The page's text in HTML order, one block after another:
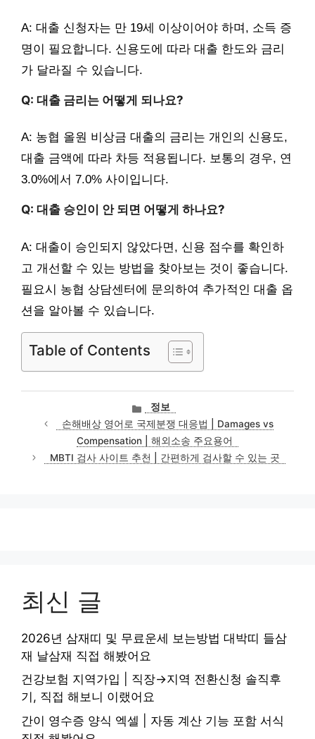
A: 대출 신청자는 만 19세 이상이어야 하며, 소득 증
명이 필요합니다. 신용도에 따라 대출 한도와 금리
가 달라질 수 있습니다.
Q: 대출 금리는 어떻게 되나요?
A: 농협 올원 비상금 대출의 금리는 개인의 신용도,
대출 금액에 따라 차등 적용됩니다. 보통의 경우, 연
3.0%에서 7.0% 사이입니다.
Q: 대출 승인이 안 되면 어떻게 하나요?
A: 대출이 승인되지 않았다면, 신용 점수를 확인하
고 개선할 수 있는 방법을 찾아보는 것이 좋습니다.
필요시 농협 상담센터에 문의하여 추가적인 대출 옵
션을 알아볼 수 있습니다.
Table of Contents
카
테
고
리
정보
손해배상 영어로 국제분쟁 대응법 | Damages vs
Compensation | 해외소송 주요용어
MBTI 검사 사이트 추천 | 간편하게 검사할 수 있는 곳
최신 글
2026년 삼재띠 및 무료운세 보는방법 대박띠 들삼
재 날삼재 직접 해봤어요
건강보험 지역가입 | 직장→지역 전환신청 솔직후
기, 직접 해보니 이랬어요
간이 영수증 양식 엑셀 | 자동 계산 기능 포함 서식